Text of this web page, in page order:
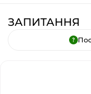
ЗАПИТАННЯ